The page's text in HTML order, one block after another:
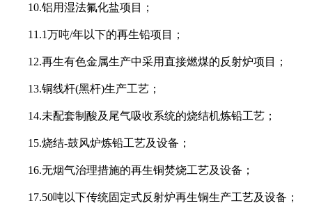
10.铝用湿法氟化盐项目；
11.1万吨/年以下的再生铅项目；
12.再生有色金属生产中采用直接燃煤的反射炉项目；
13.铜线杆(黑杆)生产工艺；
14.未配套制酸及尾气吸收系统的烧结机炼铅工艺；
15.烧结-鼓风炉炼铅工艺及设备；
16.无烟气治理措施的再生铜焚烧工艺及设备；
17.50吨以下传统固定式反射炉再生铜生产工艺及设备；